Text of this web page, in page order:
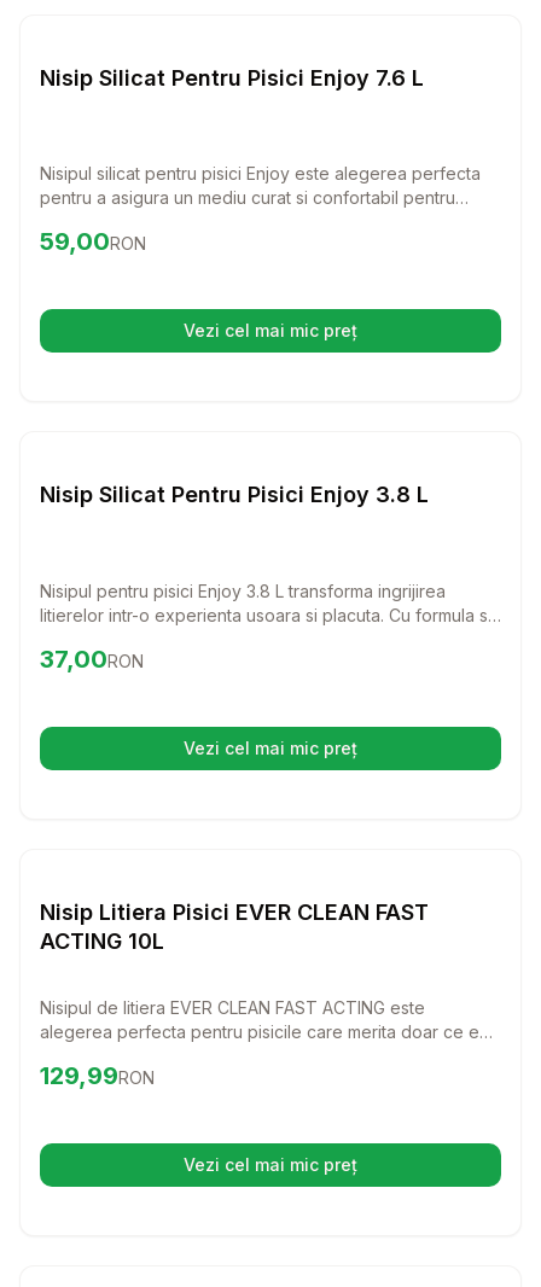
Nisip si Litiere
Nisip Silicat Pentru Pisici Enjoy 7.6 L
Nisipul silicat pentru pisici Enjoy este alegerea perfecta
pentru a asigura un mediu curat si confortabil pentru
formula naturala, acest nisip ofera igiena si confort,
Preț:59.00
59,00RON
Vezi cel mai mic preț(se deschide într-o filă nouă)
Nisip si Litiere
Nisip Silicat Pentru Pisici Enjoy 3.8 L
Nisipul pentru pisici Enjoy 3.8 L transforma ingrijirea
litierelor intr-o experienta usoara si placuta. Cu formula sa
igienic absoarbe eficient umiditatea si neutralizeaza
Preț:37.00
37,00RON
Vezi cel mai mic preț(se deschide într-o filă nouă)
Nisip si Litiere
Nisip Litiera Pisici EVER CLEAN FAST
ACTING 10L
Nisipul de litiera EVER CLEAN FAST ACTING este
alegerea perfecta pentru pisicile care merita doar ce e
excelenta, acest nisip transforma intretinerea litierei intr-o
Preț: 129.99
129,99RON
Vezi cel mai mic preț(se deschide într-o filă nouă)